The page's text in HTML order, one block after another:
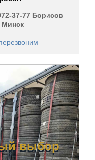
37-77 Борисов
Минск
выбор